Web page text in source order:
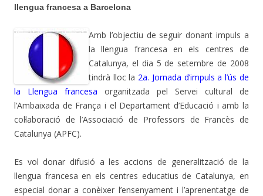
llengua francesa a Barcelona
Amb l’objectiu de seguir donant impuls a
la llengua francesa en els centres de
Catalunya, el dia 5 de setembre de 2008
tindrà lloc la 2a. Jornada d’impuls a l’ús de
la
Llengua francesa organitzada pel Servei cultural de
l’Ambaixada de França i el Departament d’Educació i amb la
col·laboració de l’Associació de Professors de Francès de
Catalunya (APFC).
Es vol donar difusió a les accions de generalització de la
llengua francesa en els centres educatius de Catalunya, en
especial donar a conèixer l’ensenyament i l’aprenentatge de